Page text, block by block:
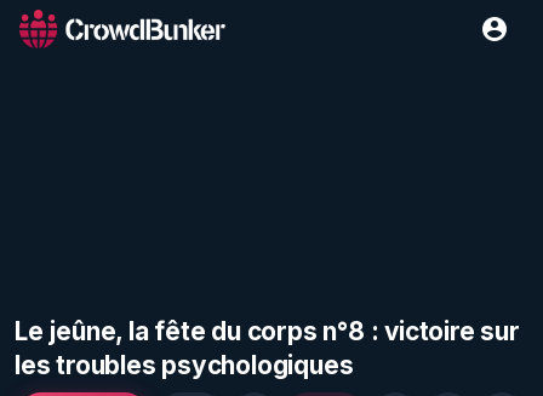
Le jeûne, la fête du corps n°8 : victoire sur
les troubles psychologiques